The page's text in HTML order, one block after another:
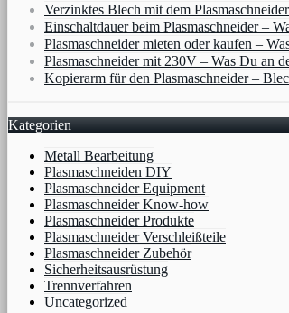
Verzinktes Blech mit dem
Einschaltdauer beim Plasmaschneider –
Plasmaschneider mieten oder kaufen –
Plasmaschneider mit 230V – Was Du an
Kopierarm für den Plasmaschneider –
Kategorien
Metall Bearbeitung
Plasmaschneiden DIY
Plasmaschneider Equipment
Plasmaschneider Know-how
Plasmaschneider Produkte
Plasmaschneider Verschleißteile
Plasmaschneider Zubehör
Sicherheitsausrüstung
Trennverfahren
Uncategorized